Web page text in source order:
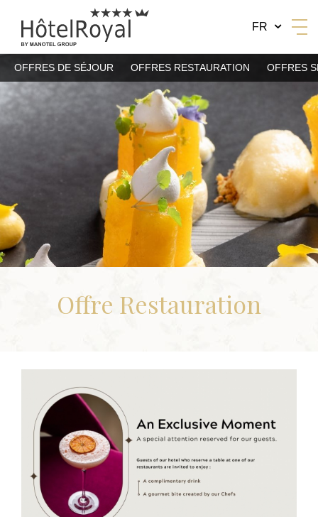
Offre Restauration
FR
OFFRES DE SÉJOUR OFFRES RESTAURATION OFFRES